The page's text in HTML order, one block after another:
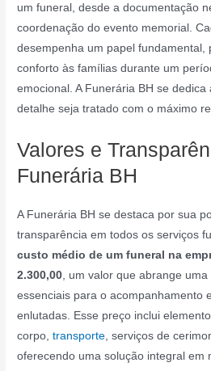
um funeral, desde a documentação
coordenação do evento memorial.
desempenha um papel fundamental,
conforto às famílias durante um
emocional. A Funerária BH se
detalhe seja tratado com o máximo
Valores e
Funerária BH
A Funerária BH se destaca por sua
transparência em todos os serviços
custo médio de um funeral na
2.300,00 , um valor que abrange
essenciais para o acompanhamento
enlutadas. Esse preço inclui
corpo,transporte , serviços de
oferecendo uma solução integral em